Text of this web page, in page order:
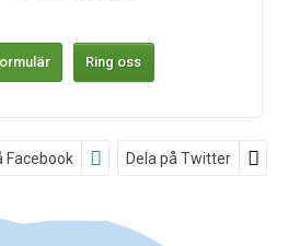
Ring oss
Facebook Dela på Twitter